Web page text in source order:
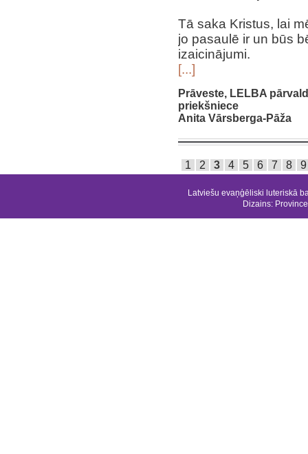
Tā saka Kristus, lai
jo pasaulē ir un būs
izaicinājumi.
[...]
Prāveste, LELBA
priekšniece
Anita Vārsberga-Pāža
1 2 3 4 5 6 7 8 9
Latviešu evaņģēliski luteriskā
Dizains: